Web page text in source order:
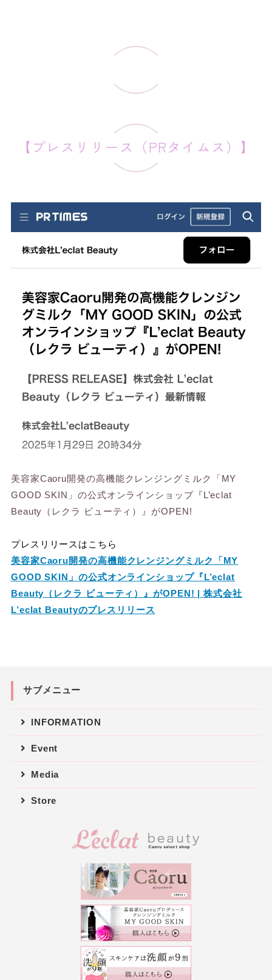
【プレスリリース（PRタイムス）】
美容家Caoru開発の高機能クレンジングミルク「MY
GOOD SKIN」の公式オンラインショップ『L’eclat
Beauty（レクラ ビューティ）』がOPEN!
プレスリリースはこちら
美容家Caoru開発の高機能クレンジングミルク「MY
GOOD SKIN」の公式オンラインショップ『L’eclat
Beauty（レクラ ビューティ）』がOPEN! | 株式会社
L’eclat Beautyのプレスリリース
サブメニュー
INFORMATION
Event
Media
Store